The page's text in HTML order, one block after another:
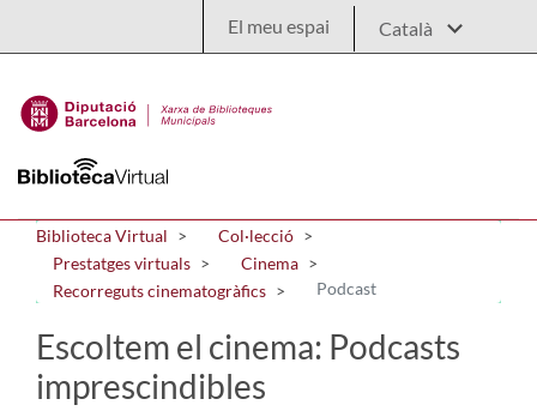
El meu espai
Biblioteca Virtual
Col·lecció
Prestatges virtuals
Cinema
Recorreguts cinematogràfics
Podcast
Escoltem el cinema: Podcasts
imprescindibles